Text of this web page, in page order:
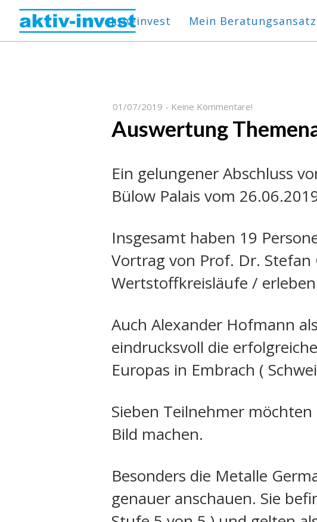
aktiv-invest Mein Beratungsansatz
01/07/2019 - Keine Kommentare!
Auswertung
Ein gelungener Abschluss
Bülow Palais vom
Insgesamt haben 19
Vortrag von Prof. Dr.
Wertstoffkreisläufe /
Auch Alexander Hofmann
eindrucksvoll die
Europas in Embrach (
Sieben Teilnehmer
Bild machen.
Besonders die Metalle
genauer anschauen. Sie